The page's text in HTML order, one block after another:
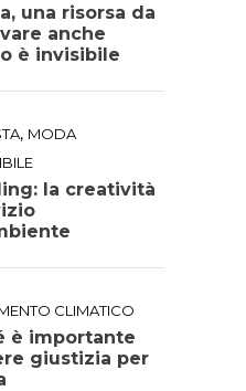
una risorsa da
anche
è invisibile
, MODA
la creatività
CLIMATICO
è importante
giustizia per